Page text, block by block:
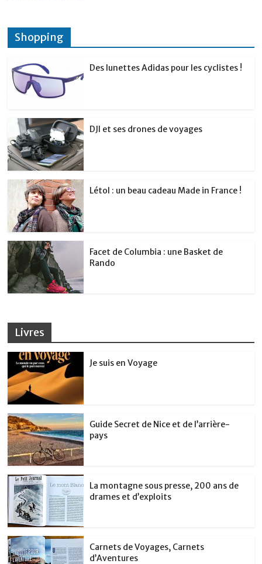
Shopping
Des lunettes Adidas pour les cyclistes !
DJI et ses drones de voyages
Létol : un beau cadeau Made in France !
Facet de Columbia : une Basket de
Rando
Livres
Je suis en Voyage
Guide Secret de Nice et de l’arrière-
pays
La montagne sous presse, 200 ans de
drames et d’exploits
Carnets de Voyages, Carnets
d’Aventures